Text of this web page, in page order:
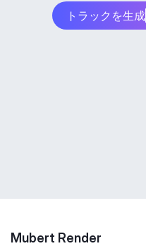
トラックを生成
Mubert Render